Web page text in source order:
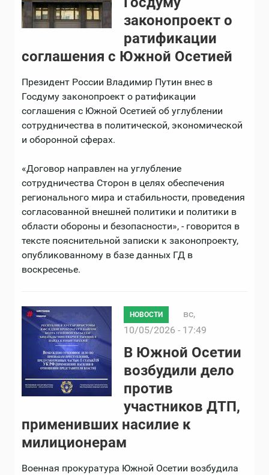
законопроект о
ратификации
соглашения с Южной Осетией
Президент России Владимир Путин внес в
Госдуму законопроект о ратификации
соглашения с Южной Осетией об углублении
сотрудничества в политической, экономической
и оборонной сферах.
«Договор направлен на углубление
сотрудничества Сторон в целях обеспечения
регионального мира и стабильности, проведения
согласованной внешней политики и политики в
области обороны и безопасности», - говорится в
тексте пояснительной записки к законопроекту,
опубликованному в базе данных ГД в
воскресенье.
НОВОСТИ
вс,
10/05/2026 - 17:49
В Южной Осетии
возбудили дело
против
участников ДТП,
применивших насилие к
милиционерам
Военная прокуратура Южной Осетии возбудила